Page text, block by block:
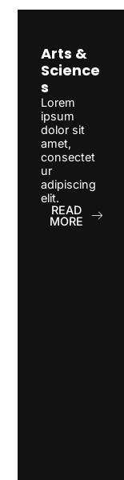
Arts &
Science
s
Lorem
ipsum
dolor sit
amet,
consectet
ur
adipiscing
elit.
READ
MORE